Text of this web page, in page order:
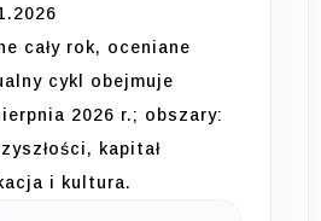
cały rok, oceniane
cykl obejmuje
2026 r.; obszary:
kapitał
i kultura.